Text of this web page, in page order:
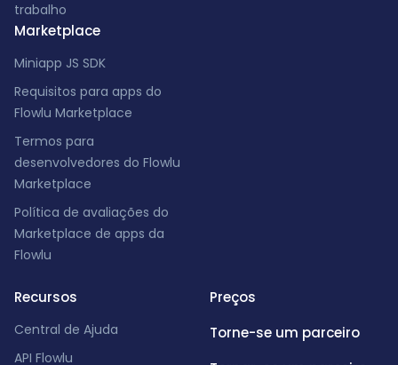
trabalho
Marketplace
Miniapp JS SDK
Requisitos para apps do
Flowlu Marketplace
Termos para
desenvolvedores do Flowlu
Marketplace
Política de avaliações do
Marketplace de apps da
Flowlu
Recursos
Central de Ajuda
API Flowlu
Preços
Torne-se um parceiro